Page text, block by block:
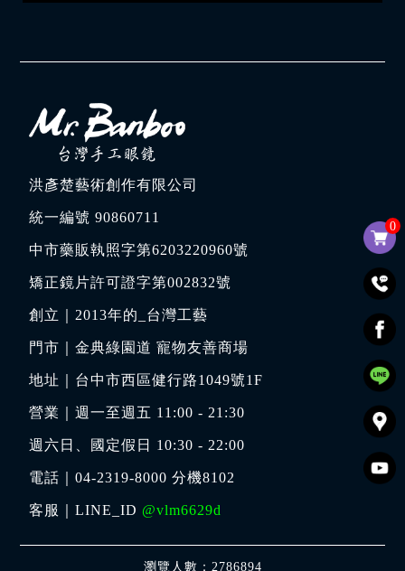
0
洪彥楚藝術創作有限公司
統一編號 90860711
中市藥販執照字第6203220960號
矯正鏡片許可證字第002832號
創立｜ 2013年的_台灣工藝
門市｜金典綠園道 寵物友善商場
地址｜ 台中市西區健行路1049號1F
營業｜週一至週五 11:00 - 21:30
週六日、國定假日 10:30 - 22:00
電話｜04-2319-8000 分機8102
客服｜LINE_ID @vlm6629d
瀏覽人數：2786894